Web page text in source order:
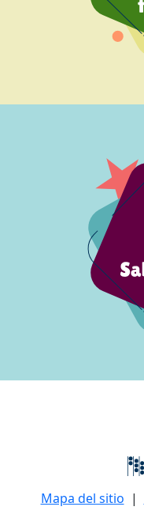
Mapa del sitio |